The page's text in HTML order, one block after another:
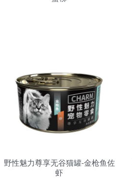
野性魅力尊享无谷猫罐-金枪鱼佐
虾